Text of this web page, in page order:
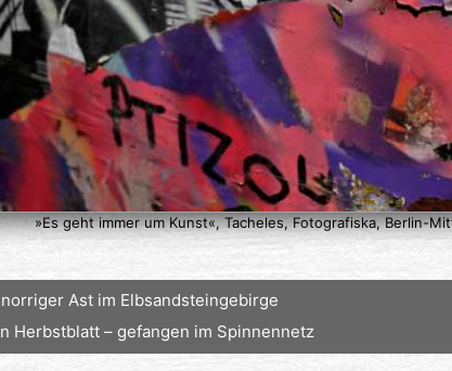
»Es geht immer um Kunst«, Tacheles, Fotografiska, Berlin-
Ast im Elbsandsteingebirge
Herbstblatt – gefangen im Spinnennetz